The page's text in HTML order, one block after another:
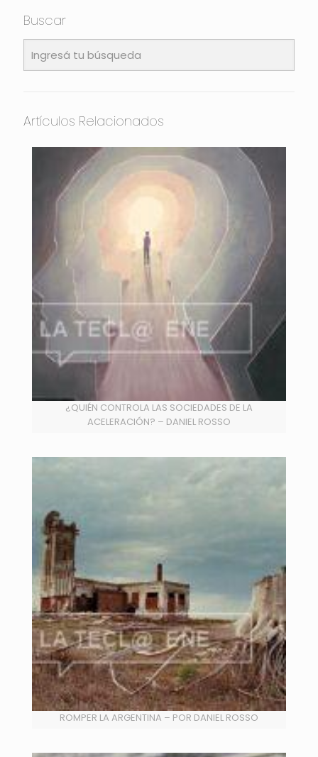
Buscar
Artículos Relacionados
¿QUIÉN CONTROLA LAS SOCIEDADES DE LA
ACELERACIÓN? – DANIEL ROSSO
ROMPER LA ARGENTINA – POR DANIEL ROSSO